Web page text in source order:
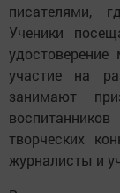
писателями,
Ученики
участие на
занимают
творческих
журналисты и